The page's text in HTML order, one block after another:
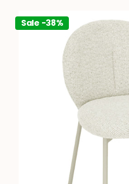
Sale -38%